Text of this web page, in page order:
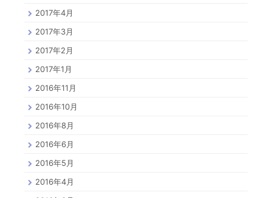
2017年4月
2017年3月
2017年2月
2017年1月
2016年11月
2016年10月
2016年8月
2016年6月
2016年5月
2016年4月